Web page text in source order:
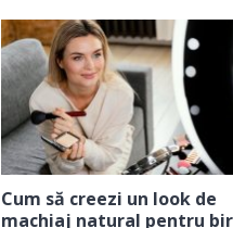
Cum să creezi un look de
machiaj natural pentru